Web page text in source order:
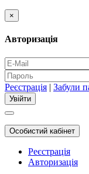
×
Авторизація
Реєстрація | Забули
Особистий кабінет
Реєстрація
Авторизація